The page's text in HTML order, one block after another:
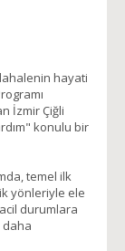
hayati
İzmir Çiğli
konulu bir
temel ilk
yönleriyle ele
acil durumlara
daha